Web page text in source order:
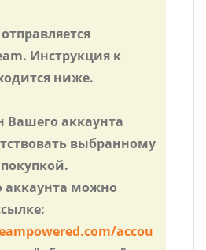
Инструкция к
ниже.
аккаунта
выбранному
аккаунта можно
accou